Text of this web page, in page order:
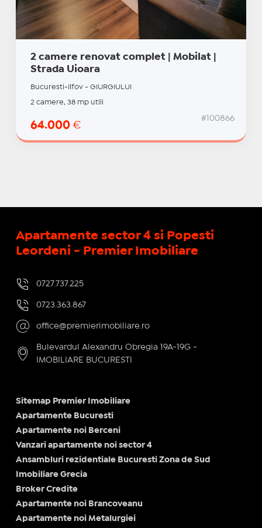
2 camere renovat complet | Mobilat |
Strada Uioara
Bucuresti-Ilfov - GIURGIULUI
2 camere, 38 mp utili
64.000 €
#100866
Apartamente sector 4 si Popesti
Leordeni - Premier Imobiliare
0727.737.225
0723.363.867
office@premierimobiliare.ro
Bulevardul Alexandru Obregia 19A-19G -
IMOBILIARE BUCURESTI
Sitemap Premier Imobiliare
Apartamente Bucuresti
Apartamente noi Berceni
Vanzari apartamente noi sector 4
Ansambluri rezidentiale Bucuresti Zona de Sud
Imobiliare Grecia
Broker Credite
Apartamente noi Brancoveanu
Apartamente noi Metalurgiei